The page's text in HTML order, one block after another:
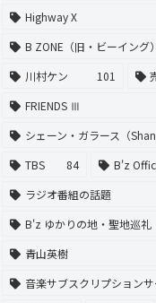
Highway X
B ZONE（旧・ビーイング）
川村ケン
101
FRIENDS Ⅲ
シェーン・ガラース（
TBS
84 B'z
ラジオ番組の話題
B'z ゆかりの地・聖地巡礼
青山英樹
音楽サブスクリプション